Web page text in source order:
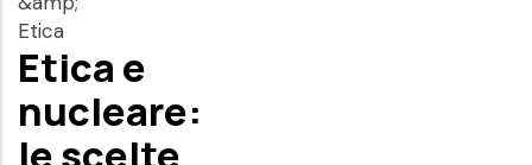
Etica
Etica e
nucleare: